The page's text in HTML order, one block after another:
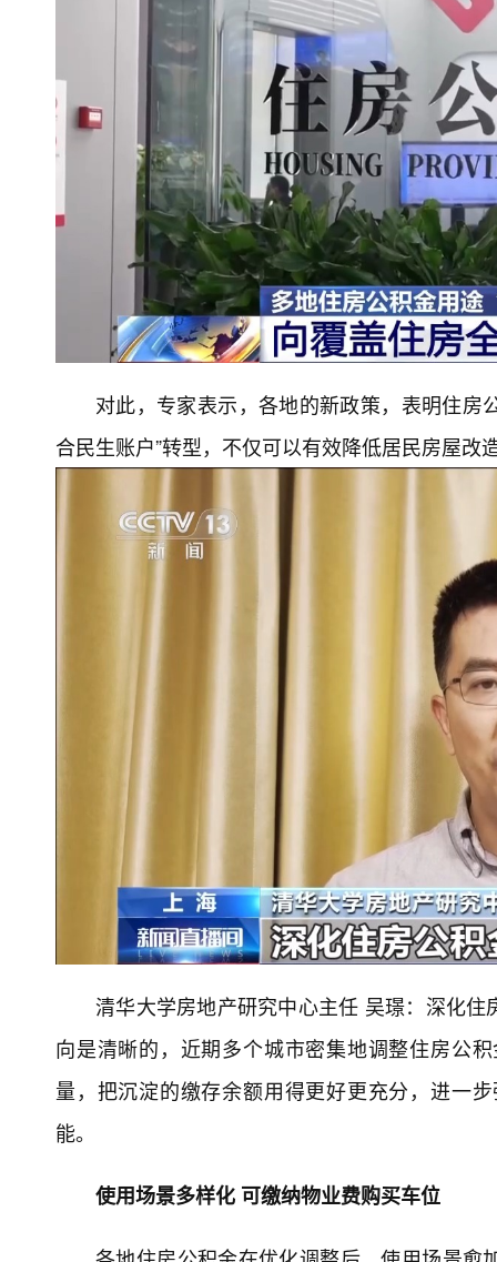
对此，专家表示，各地的新政策，表明住房
合民生账户”转型，不仅可以有效降低居民房屋
清华大学房地产研究中心主任 吴璟：深化
向是清晰的，近期多个城市密集地调整住房公
量，把沉淀的缴存余额用得更好更充分，进一
能。
使用场景多样化 可缴纳物业费购买车位